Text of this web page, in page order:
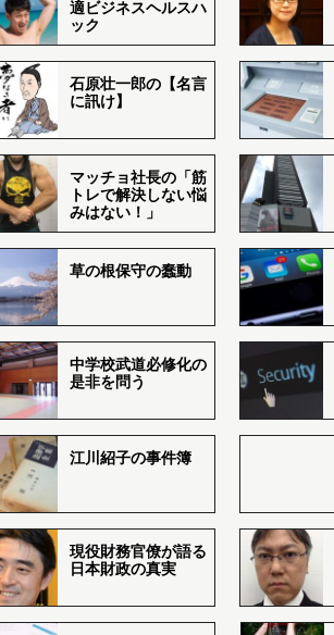
適ビジネスヘルスハ
ック
石原壮一郎の【名言
に訊け】
マッチョ社長の「筋
トレで解決しない悩
みはない！」
草の根保守の蠢動
中学校武道必修化の
是非を問う
江川紹子の事件簿
現役財務官僚が語る
日本財政の真実